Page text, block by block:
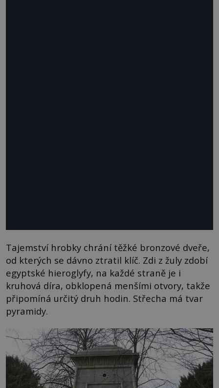
Tajemství hrobky chrání těžké bronzové dveře,
od kterých se dávno ztratil klíč. Zdi z žuly zdobí
egyptské hieroglyfy, na každé straně je i
kruhová díra, obklopená menšími otvory, takže
připomíná určitý druh hodin. Střecha má tvar
pyramidy.